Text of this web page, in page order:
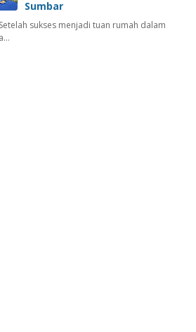
Sumbar
sukses menjadi tuan rumah dalam